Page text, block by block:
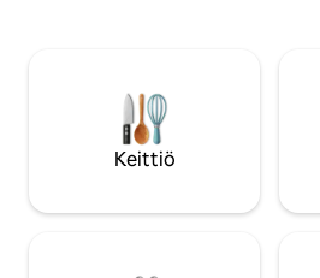
puutarha, pohjoismainen kylpy,
kylpy, lasisauna näköalalla ja
petankkikenttä: todellinen
pesä Auvergnen maaseudulla,
vis.
Keittiö